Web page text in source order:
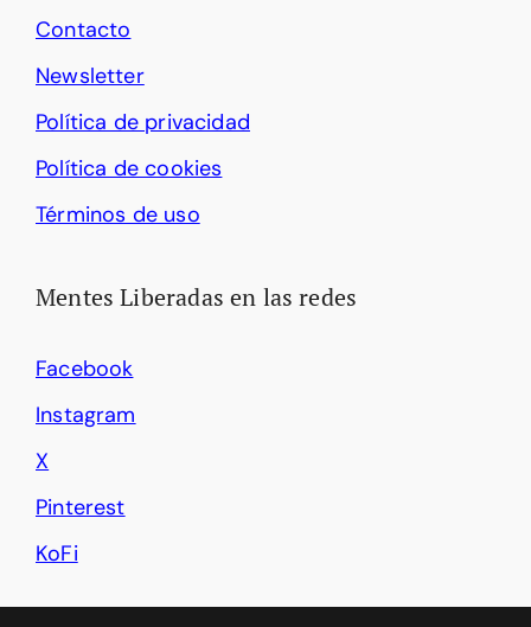
Contacto
Newsletter
Política de privacidad
Política de cookies
Términos de uso
Mentes Liberadas en las redes
Facebook
Instagram
X
Pinterest
KoFi